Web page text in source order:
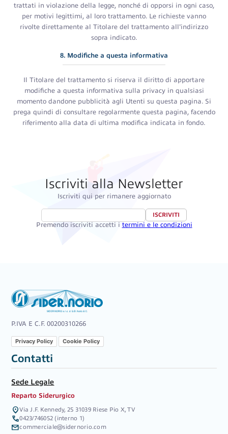
trattati in violazione della legge, nonché di opporsi in ogni caso,
per motivi legittimi, al loro trattamento. Le richieste vanno
rivolte direttamente al Titolare del trattamento all'indirizzo
sopra indicato.
8. Modifiche a questa informativa
Il Titolare del trattamento si riserva il diritto di apportare
modifiche a questa informativa sulla privacy in qualsiasi
momento dandone pubblicità agli Utenti su questa pagina. Si
prega quindi di consultare regolarmente questa pagina, facendo
riferimento alla data di ultima modifica indicata in fondo.
Iscriviti alla Newsletter
Iscriviti qui per rimanere aggiornato
ISCRIVITI
Premendo iscriviti accetti i termini e le condizioni
P.IVA E C.F. 00200310266
Privacy Policy Cookie Policy
Contatti
Sede Legale
Reparto Siderurgico
location_onVia J.F. Kennedy, 25 31039 Riese Pio X, TV
call0423/746052 (interno 1)
mailcommerciale@sidernorio.com